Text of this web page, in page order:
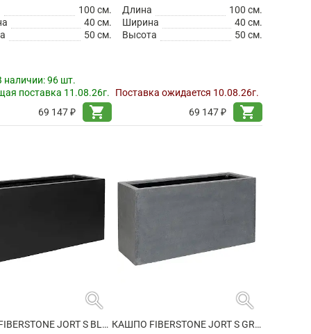
100 см.
40 см.
50 см.
наличии:96 шт.
поставка 11.08.26г.
69 147 ₽
shopping_cart
Длина
100 см.
Ширина
40 см.
Высота
50 см.
Поставка ожидается 10.08.26г.
69 147 ₽
shopping_cart
search
КАШПО FIBERSTONE JORT S BLACK
search
КАШПО FIBERSTONE JORT S GREY